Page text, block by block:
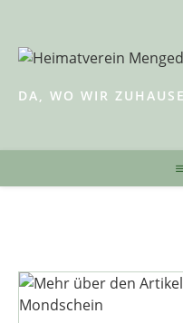
springen
DA, WO WIR